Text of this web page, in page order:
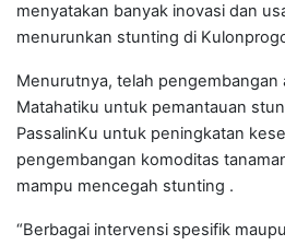
menyatakan banyak inovasi dan
menurunkan stunting di
Menurutnya, telah pengembangan
Matahatiku untuk pemantauan
PassalinKu untuk peningkatan
pengembangan komoditas
mampu mencegah stunting .
“Berbagai intervensi spesifik